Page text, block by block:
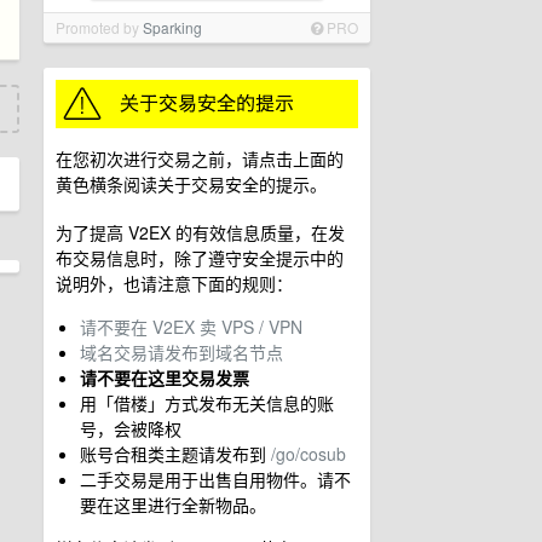
Promoted bySparking PRO
在您初次进行交易之前，请点击上面的
黄色横条阅读关于交易安全的提示。
为了提高 V2EX 的有效信息质量，在发
布交易信息时，除了遵守安全提示中的
说明外，也请注意下面的规则：
请不要在 V2EX 卖 VPS / VPN
域名交易请发布到域名节点
请不要在这里交易发票
用「借楼」方式发布无关信息的账
号，会被降权
账号合租类主题请发布到 /go/cosub
二手交易是用于出售自用物件。请不
要在这里进行全新物品。